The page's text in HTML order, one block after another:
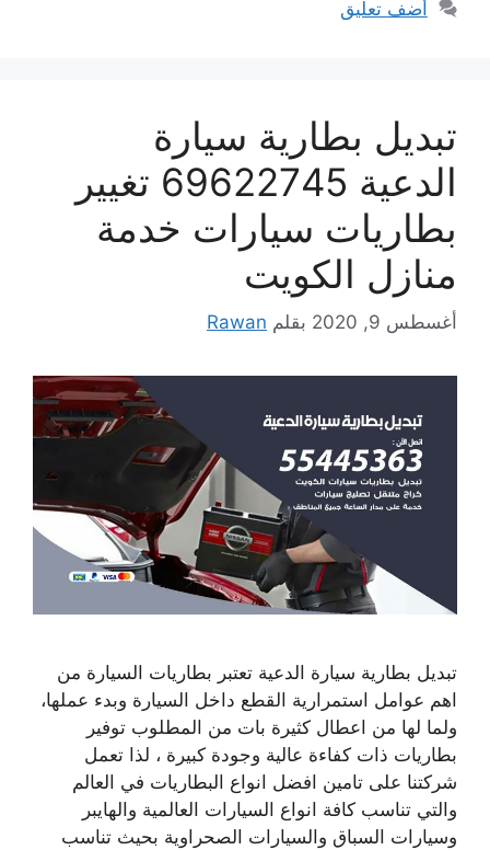
أضف تعليق
تبديل بطارية سيارة
الدعية 69622745 تغيير
بطاريات سيارات خدمة
منازل الكويت
أغسطس 9, 2020 بقلم Rawan
تبديل بطارية سيارة الدعية تعتبر بطاريات السيارة من
اهم عوامل استمرارية القطع داخل السيارة وبدء عملها،
ولما لها من اعطال كثيرة بات من المطلوب توفير
بطاريات ذات كفاءة عالية وجودة كبيرة ، لذا تعمل
شركتنا على تامين افضل انواع البطاريات في العالم
والتي تناسب كافة انواع السيارات العالمية والهايبر
وسيارات السباق والسيارات الصحراوية بحيث تناسب